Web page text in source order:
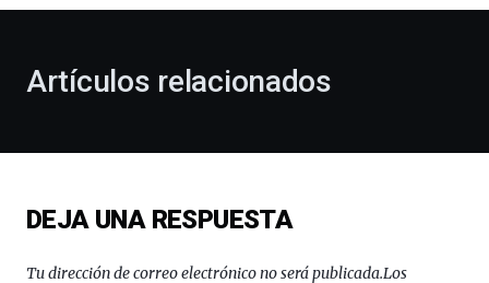
celebración
novena
Bilbo
Artículos relacionados
DEJA UNA RESPUESTA
Tu dirección de correo electrónico no será publicada.Los